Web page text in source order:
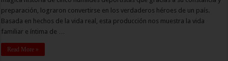
preparación, lograron convertirse en los verdaderos héroes de un país.
Basada en hechos de la vida real, esta producción nos muestra la vida
familiar e íntima de …
Read More »